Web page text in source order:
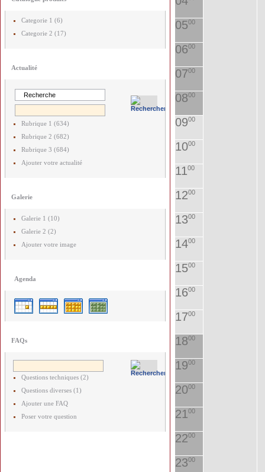
Categorie 1 (6)
Categorie 2 (17)
Actualité
Rubrique 1 (634)
Rubrique 2 (682)
Rubrique 3 (684)
Ajouter votre actualité
Galerie
Galerie 1 (10)
Galerie 2 (2)
Ajouter votre image
Agenda
FAQs
Questions techniques (2)
Questions diverses (1)
Ajouter une FAQ
Poser votre question
0500
0600
0700
0800
0900
1000
1100
1200
1300
1400
1500
1600
1700
1800
1900
2000
2100
2200
2300